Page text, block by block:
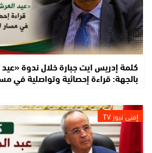
كلمة إدريس ايت جبارة خلال ندوة
بالجهة: قراءة إحصائية وتواصلية في
إفني نيوز TV